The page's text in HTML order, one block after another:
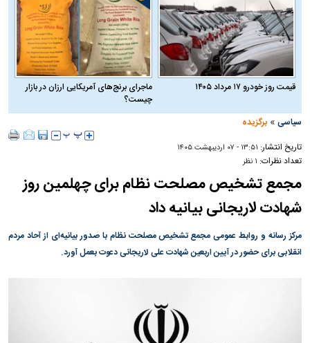
قیمت روز خودرو ۱۷ مرداد ۱۴۰۵
ماجرای برنج‌های آمریکایی ارزان در بازار
چیست؟
سیاسی »برگزیده
تاریخ انتشار: ۱۳:۵۱ - ۰۷ ارديبهشت ۱۴۰۵
تعداد نظرات: ۱ نظر
مجمع تشخیص مصلحت نظام برای چهلمین روز
شهادت لاریجانی بیانیه داد
مرکز رسانه و روابط عمومی مجمع تشخیص مصلحت نظام با صدور بیانیه‌ای از آحاد مردم
انقلابی برای حضور در آیین اربعین شهادت علی لاریجانی دعوت بعمل آورد.